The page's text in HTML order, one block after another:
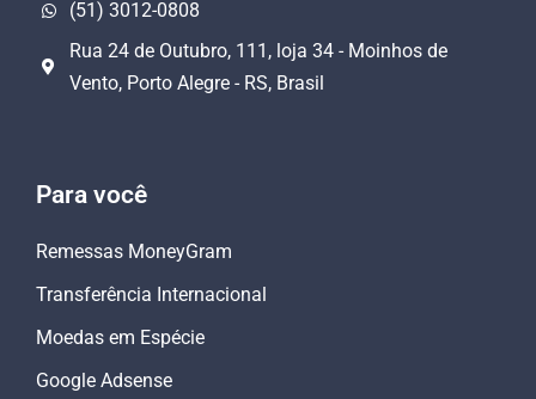
(51) 3012-0808
Rua 24 de Outubro, 111, loja 34 - Moinhos de
Vento, Porto Alegre - RS, Brasil
Para você
Remessas MoneyGram
Transferência Internacional
Moedas em Espécie
Google Adsense